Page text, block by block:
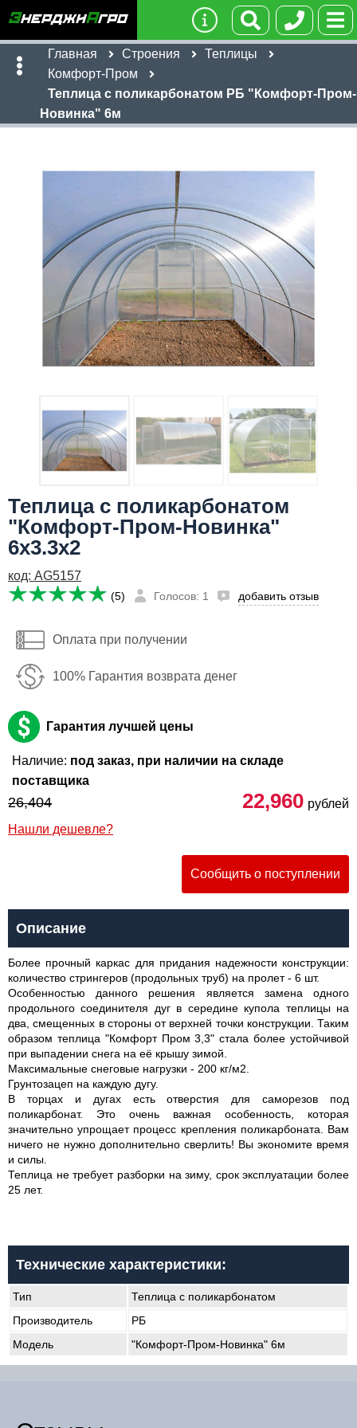
Главная Строения
Теплицы
Комфорт-Пром
Теплица с поликарбонатом РБ "Комфорт-Пром-
Новинка" 6м
Теплица с поликарбонатом
"Комфорт-Пром-Новинка"
6x3.3x2
код: AG5157
(5) Голосов: 1 добавить отзыв
Оплата при получении
100% Гарантия возврата денег
Гарантия лучшей цены
Наличие: под заказ, при наличии на складе
поставщика
26,404 22,960 рублей
Нашли дешевле?
Сообщить о поступлении
Описание
Более прочный каркас для придания надежности конструкции:
количество стрингеров (продольных труб) на пролет - 6 шт.
Особенностью данного решения является замена одного
продольного соединителя дуг в середине купола теплицы на
два, смещенных в стороны от верхней точки конструкции. Таким
образом теплица "Комфорт Пром 3,3" стала более устойчивой
при выпадении снега на её крышу зимой.
Максимальные снеговые нагрузки - 200 кг/м2.
Грунтозацеп на каждую дугу.
В торцах и дугах есть отверстия для саморезов под
поликарбонат. Это очень важная особенность, которая
значительно упрощает процесс крепления поликарбоната. Вам
ничего не нужно дополнительно сверлить! Вы экономите время
и силы.
Теплица не требует разборки на зиму, срок эксплуатации более
25 лет.
Технические характеристики:
Тип
Теплица с поликарбонатом
Производитель
РБ
Модель
"Комфорт-Пром-Новинка" 6м
22,960 руб
Email:
Телефон *:
Сообщить о поступлении
22,960 руб
Телефон
Я даю согласие на
Сообщить о поступлении
Телефон :
Я даю согласие наобработку персональных данных